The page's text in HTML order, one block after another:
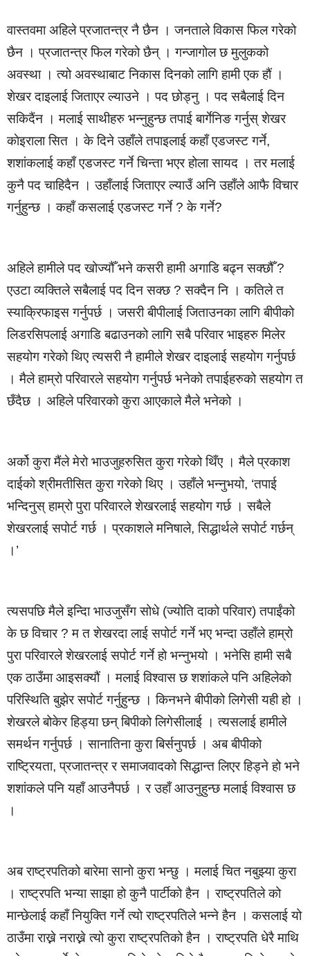
वास्तवमा अहिले प्रजातन्त्र नै छैन । जनताले विकास फिल गरेको
छैन । प्रजातन्त्र फिल गरेको छैन् । गन्जागोल छ मुलुकको
अवस्था । त्यो अवस्थाबाट निकास दिनको लागि हामी एक हौं ।
शेखर दाइलाई जिताएर ल्याउने । पद छोड्नु । पद सबैलाई दिन
सकिदैंन । मलाई साथीहरु भन्नुहुन्छ तपाई बार्गेनिङ गर्नुस् शेखर
काेइराला सित । के दिने उहाँले तपाइलाई कहाँ एडजस्ट गर्ने,
शशांकलाई कहाँ एडजस्ट गर्ने चिन्ता भएर होला सायद । तर मलाई
कुनै पद चाहिदैन । उहाँलाई जिताएर ल्याउँ अनि उहाँले आफै विचार
गर्नुहुन्छ । कहाँ कसलाई एडजस्ट गर्ने ? के गर्ने?
अहिले हामीले पद खोज्यौँ भने कसरी हामी अगाडि बढ्न सक्छौँ ?
एउटा व्यक्तिले सबैलाई पद दिन सक्छ ? सक्दैन नि । कतिले त
स्याक्रिफाइस गर्नुपर्छ । जसरी बीपीलाई जिताउनका लागि बीपीको
लिडरसिपलाई अगाडि बढाउनको लागि सबै परिवार भाइहरु मिलेर
सहयोग गरेको थिए त्यसरी नै हामीले शेखर दाइलाई सहयोग गर्नुपर्छ
। मैले हाम्रो परिवारले सहयोग गर्नुपर्छ भनेको तपाईहरुको सहयोग त
छँदैछ । अहिले परिवारको कुरा आएकाले मैले भनेको ।
अर्को कुरा मैंले मेरो भाउजुहरुसित कुरा गरेको थिँए । मैले प्रकाश
दाईको श्रीमतीसित कुरा गरेको थिए । उहाँले भन्नुभयो, ‘तपाई
भन्दिनुस् हाम्रो पुरा परिवारले शेखरलाई सहयोग गर्छ । सबैले
शेखरलाई सपोर्ट गर्छ । प्रकाशले मनिषाले, सिद्धार्थले सपोर्ट गर्छन्
।’
त्यसपछि मैले इन्दिा भाउजुसँग सोधे (ज्योति दाको परिवार) तपाईंको
के छ विचार ? म त शेखरदा लाई सपोर्ट गर्ने भए भन्दा उहाँले हाम्रो
पुरा परिवारले शेखरलाई सपोर्ट गर्ने हो भन्नुभयो । भनेसि हामी सबै
एक ठाउँमा आइसक्यौं । मलाई विश्वास छ शशांकले पनि अहिलेको
परिस्थिति बुझेर सपोर्ट गर्नुहुन्छ । किनभने बीपीको लिगेसी यही हो ।
शेखरले बोकेर हिड्या छन् बिपीको लिगेसीलाई । त्यसलाई हामीले
समर्थन गर्नुपर्छ । सानातिना कुरा बिर्सनुपर्छ । अब बीपीको
राष्ट्रियता, प्रजातन्त्र र समाजवादको सिद्धान्त लिएर हिड्ने हो भने
शशांकले पनि यहाँ आउनैपर्छ । र उहाँ आउनुहुन्छ मलाई विश्वास छ
।
अब राष्ट्रपतिको बारेमा सानो कुरा भन्छु । मलाई चित नबुझ्या कुरा
। राष्ट्रपति भन्या साझा हो कुनै पार्टीको हैन । राष्ट्रपतिले को
मान्छेलाई कहाँ नियुक्ति गर्ने त्यो राष्ट्रपतिले भन्ने हैन । कसलाई यो
ठाउँमा राख्ने नराख्ने त्यो कुरा राष्ट्रपतिको हैन । राष्ट्रपति धेरै माथि